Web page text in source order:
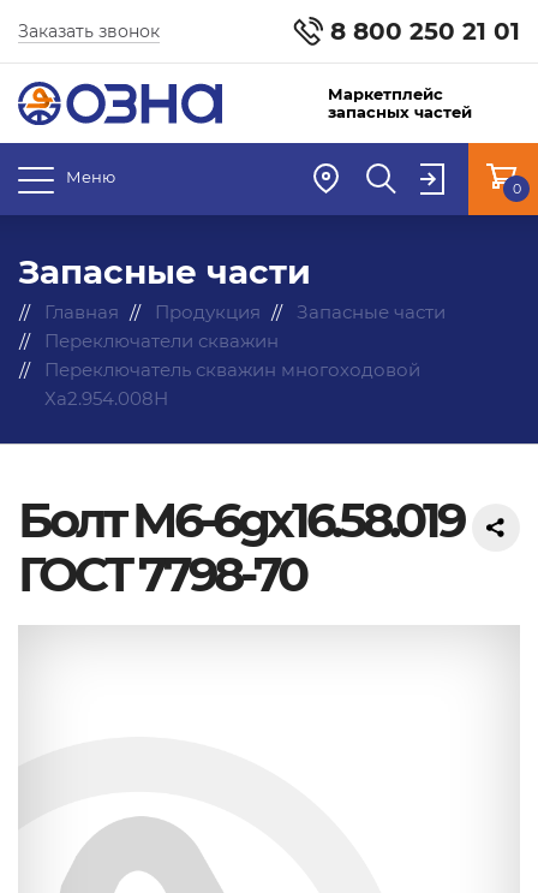
8 800 250 21 01
Заказать звонок
Маркетплейс
запасных частей
Меню
0
Запасные части
Главная Продукция
Запасные части
Переключатели скважин
Переключатель скважин многоходовой
Ха2.954.008Н
Болт М6-6gx16.58.019
ГОСТ 7798-70